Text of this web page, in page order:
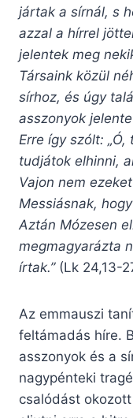
jártak a sírnál, s
azzal a hírrel
jelentek meg
Társaink közül
sírhoz, és úgy
asszonyok
Erre így szólt:
tudjátok elhinni,
Vajon nem
Messiásnak,
Aztán Mózesen
megmagyarázta
írtak.” (Lk 24,13-
Az emmauszi
feltámadás híre.
asszonyok és a
nagypénteki
csalódást